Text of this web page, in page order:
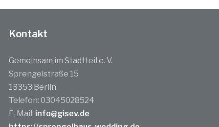
Kontakt
Gemeinsam im Stadtteil e. V.
Sprengelstraße 15
13353 Berlin
Telefon: 03045028524
E-Mail: info@gisev.de